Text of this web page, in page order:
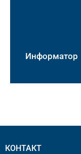
Информатор
КОНТАКТ